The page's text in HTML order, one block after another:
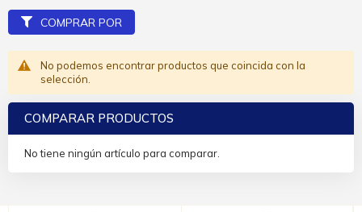
No podemos encontrar productos que coincida con la
selección.
COMPRAR POR
COMPARAR PRODUCTOS
No tiene ningún artículo para comparar.